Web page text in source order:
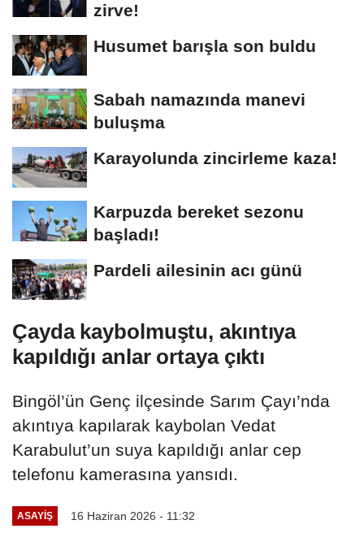
zirve!
Husumet barışla son buldu
Sabah namazında manevi
buluşma
Karayolunda zincirleme kaza!
Karpuzda bereket sezonu
başladı!
Pardeli ailesinin acı günü
Çayda kaybolmuştu, akıntıya
kapıldığı anlar ortaya çıktı
Bingöl’ün Genç ilçesinde Sarım Çayı’nda
akıntıya kapılarak kaybolan Vedat
Karabulut’un suya kapıldığı anlar cep
telefonu kamerasına yansıdı.
ASAYİŞ 16 Haziran 2026 - 11:32